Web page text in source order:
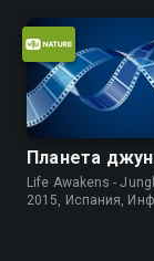
Планета
Life Awakens -
2015, Испания,